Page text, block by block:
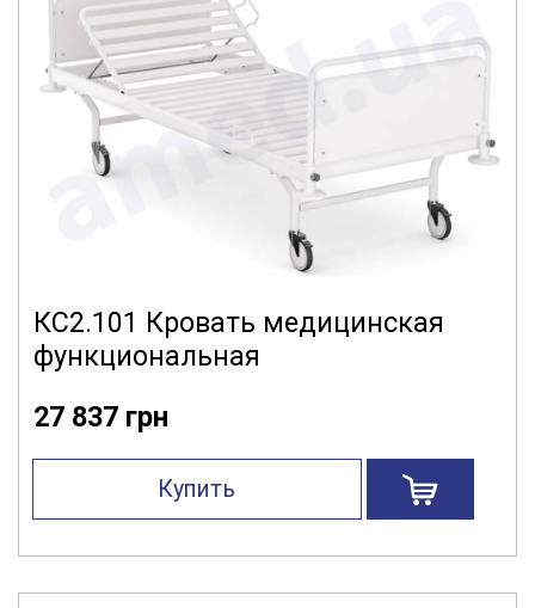
КС2.101 Кровать медицинская
функциональная
27 837 грн
Купить